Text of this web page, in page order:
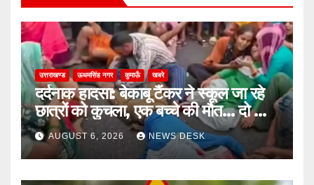
उत्तराखण्ड ऊधमसिंह नगर कुमाऊँ खबरे
दर्दनाक हादसा: बेकाबू टैंकर ने स्कूल जा रहे
छात्रों को कुचला, एक बच्चे की मौत… दो की
हालत गंभीर
AUGUST 6, 2026 NEWS DESK